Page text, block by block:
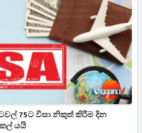
75ට වීසා නිකුත් කිරීම දින
යයි